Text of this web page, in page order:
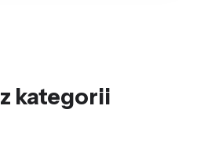
z kategorii